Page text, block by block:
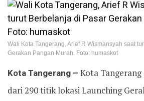
Wali Kota Tangerang, Arief R Wismansyah saat
Gerakan Pangan Murah. Foto: humaskot
Kota Tangerang – Kota
dari 290 titik lokasi Launching